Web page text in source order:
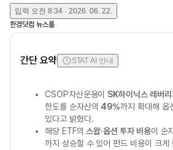
입력 오전 8:34 · 2026. 06. 22.
한경닷컴 뉴스룸
간단 요약 STAT AI 안내
CSOP자산운용이 SK하이닉스 레버
한도를 순자산의 49%까지 확대해 옵
있다고 밝혔다.
해당 ETF의 스왑·옵션 투자 비용이 순
까지 상승할 수 있어 펀드 비용이 크게